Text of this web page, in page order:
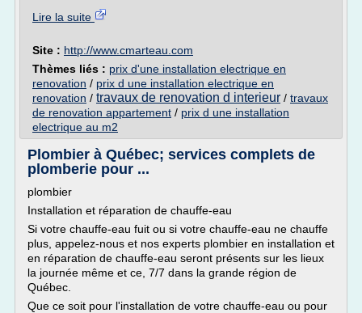
Lire la suite
Site : http://www.cmarteau.com
Thèmes liés : prix d'une installation electrique en
renovation / prix d une installation electrique en
renovation / travaux de renovation d interieur / travaux
de renovation appartement / prix d une installation
electrique au m2
Plombier à Québec; services complets de
plomberie pour ...
plombier
Installation et réparation de chauffe-eau
Si votre chauffe-eau fuit ou si votre chauffe-eau ne chauffe
plus, appelez-nous et nos experts plombier en installation et
en réparation de chauffe-eau seront présents sur les lieux
la journée même et ce, 7/7 dans la grande région de
Québec.
Que ce soit pour l'installation de votre chauffe-eau ou pour